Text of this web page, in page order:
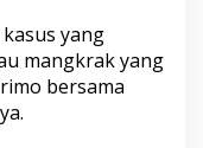
yang
mangkrak yang
bersama